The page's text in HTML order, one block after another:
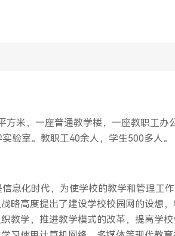
方米，一座普通教学楼，一座教职工办
验室。教职工40余人，学生500多人。
息化时代，为使学校的教学和管理工
略高度提出了建设学校校园网的设想
教学，推进教学模式的改革，提高学